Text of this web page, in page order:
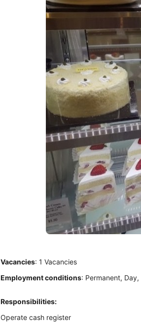
Vacancies: 1 Vacancies
Employment conditions: Permanent,
Responsibilities:
Operate cash register